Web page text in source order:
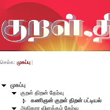
முகப்பு
குறள் திறன் தேர்வு
கணிஞன் குறள் திறன் பட்டியல்
அதிகார விளக்கம் தேர்வு
செல்க: முகப்பு |